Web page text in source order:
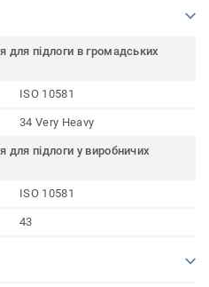
для підлоги в громадських
ISO 10581
34 Very Heavy
для підлоги у виробничих
ISO 10581
43